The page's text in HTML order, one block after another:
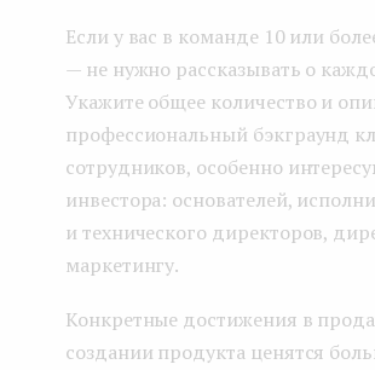
Если у вас в команде 10 или
— не нужно рассказывать о
Укажите общее количество и
профессиональный бэкграунд
сотрудников, особенно
инвестора: основателей,
и технического директоров,
маркетингу.
Конкретные достижения в
создании продукта ценятся